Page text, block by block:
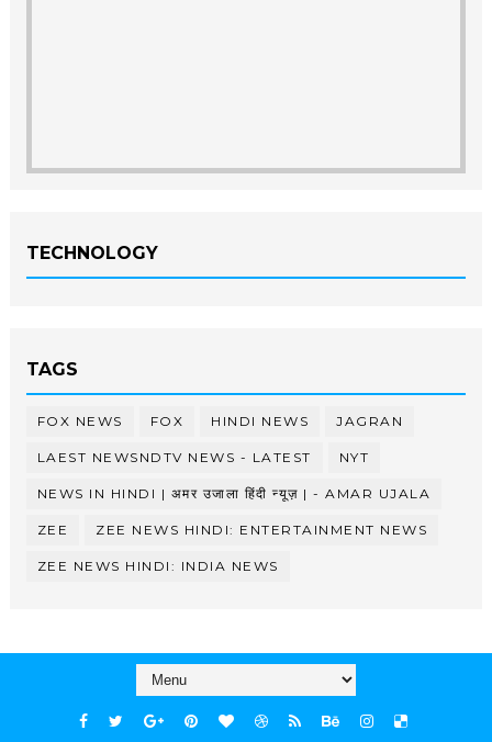
TECHNOLOGY
TAGS
FOX NEWS FOX HINDI NEWS JAGRAN
LAEST NEWSNDTV NEWS - LATEST NYT
NEWS IN HINDI | अमर उजाला हिंदी न्यूज़ | - AMAR UJALA
ZEE ZEE NEWS HINDI: ENTERTAINMENT NEWS
ZEE NEWS HINDI: INDIA NEWS